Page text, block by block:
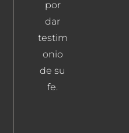
por
dar
testim
onio
de su
fe.